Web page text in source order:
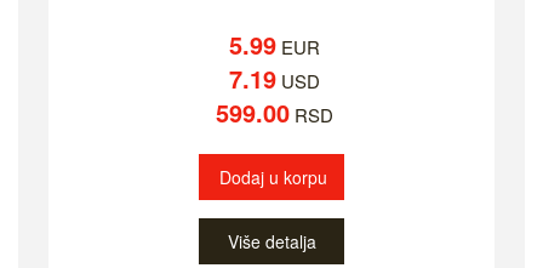
5.99 EUR
7.19 USD
599.00 RSD
Dodaj u korpu
Više detalja